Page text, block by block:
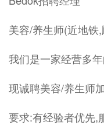
美容/养生师(近地铁
我们是一家经营多
现诚聘美容/养生师
要求:有经验者优先,